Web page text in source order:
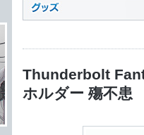
Thunderbolt
ホルダー 殤不患